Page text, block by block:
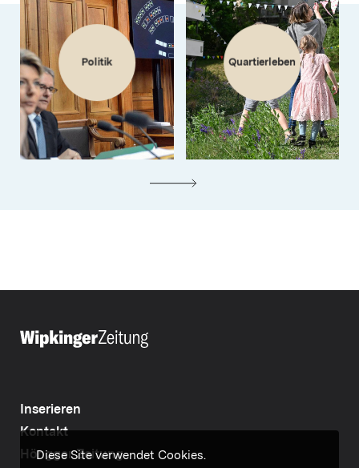
Politik Quartierleben
Inserieren
Kontakt
Höngger Zeitung
Diese Site verwendet Cookies.